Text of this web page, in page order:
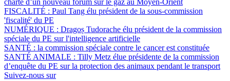
FISCALITÉ : Paul Tang élu président de la sous-commission
'fiscalité' du PE
NUMÉRIQUE : Dragoș Tudorache élu président de la commission
spéciale du PE sur l'intelligence artificielle
SANTÉ : la commission spéciale contre le cancer est constituée
SANTÉ ANIMALE : Tilly Metz élue présidente de la commission
d’enquête du PE sur la protection des animaux pendant le transport
Suivez-nous sur